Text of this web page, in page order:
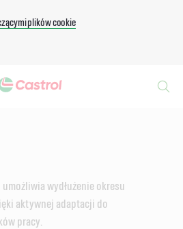
plików cookie
wydłużenie okresu
aktywnej adaptacji do
pracy.